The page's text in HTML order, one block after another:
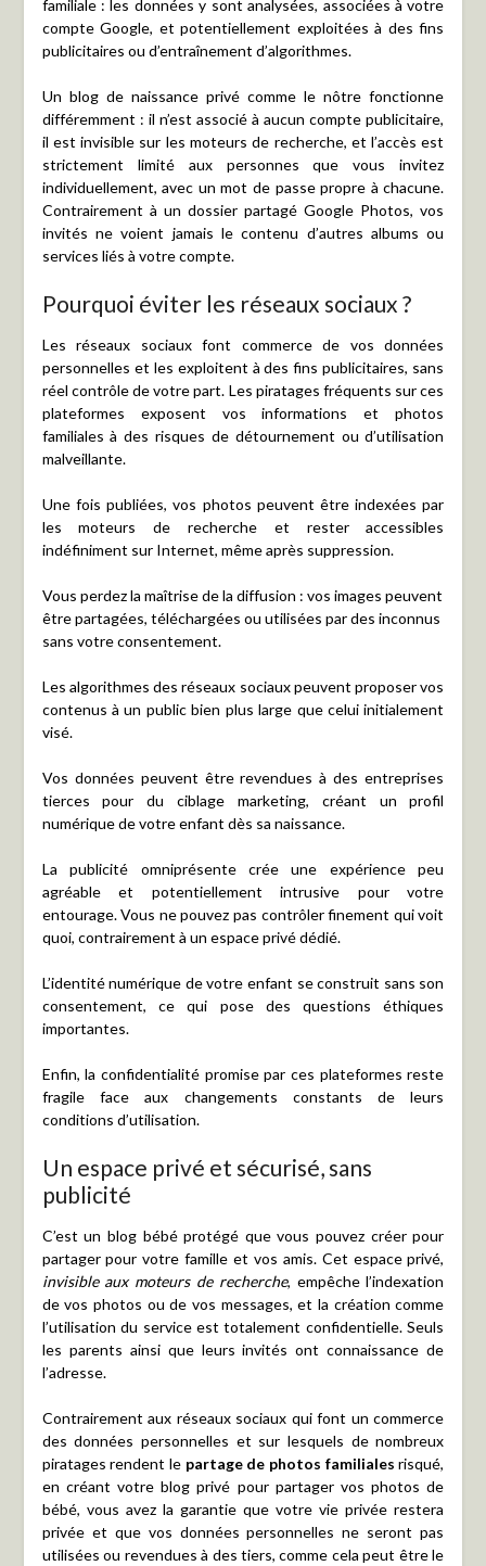
familiale : les données y sont analysées, associées à votre
compte Google, et potentiellement exploitées à des fins
publicitaires ou d’entraînement d’algorithmes.
Un blog de naissance privé comme le nôtre fonctionne
différemment : il n’est associé à aucun compte publicitaire,
il est invisible sur les moteurs de recherche, et l’accès est
strictement limité aux personnes que vous invitez
individuellement, avec un mot de passe propre à chacune.
Contrairement à un dossier partagé Google Photos, vos
invités ne voient jamais le contenu d’autres albums ou
services liés à votre compte.
Pourquoi éviter les réseaux sociaux ?
Les réseaux sociaux font commerce de vos données
personnelles et les exploitent à des fins publicitaires, sans
réel contrôle de votre part. Les piratages fréquents sur ces
plateformes exposent vos informations et photos
familiales à des risques de détournement ou d’utilisation
malveillante.
Une fois publiées, vos photos peuvent être indexées par
les moteurs de recherche et rester accessibles
indéfiniment sur Internet, même après suppression.
Vous perdez la maîtrise de la diffusion : vos images peuvent
être partagées, téléchargées ou utilisées par des inconnus
sans votre consentement.
Les algorithmes des réseaux sociaux peuvent proposer vos
contenus à un public bien plus large que celui initialement
visé.
Vos données peuvent être revendues à des entreprises
tierces pour du ciblage marketing, créant un profil
numérique de votre enfant dès sa naissance.
La publicité omniprésente crée une expérience peu
agréable et potentiellement intrusive pour votre
entourage. Vous ne pouvez pas contrôler finement qui voit
quoi, contrairement à un espace privé dédié.
L’identité numérique de votre enfant se construit sans son
consentement, ce qui pose des questions éthiques
importantes.
Enfin, la confidentialité promise par ces plateformes reste
fragile face aux changements constants de leurs
conditions d’utilisation.
Un espace privé et sécurisé, sans
publicité
C’est un blog bébé protégé que vous pouvez créer pour
partager pour votre famille et vos amis. Cet espace privé,
invisible aux moteurs de recherche, empêche l’indexation
de vos photos ou de vos messages, et la création comme
l’utilisation du service est totalement confidentielle. Seuls
les parents ainsi que leurs invités ont connaissance de
l’adresse.
Contrairement aux réseaux sociaux qui font un commerce
des données personnelles et sur lesquels de nombreux
piratages rendent le partage de photos familiales risqué,
en créant votre blog privé pour partager vos photos de
bébé, vous avez la garantie que votre vie privée restera
privée et que vos données personnelles ne seront pas
utilisées ou revendues à des tiers, comme cela peut être le